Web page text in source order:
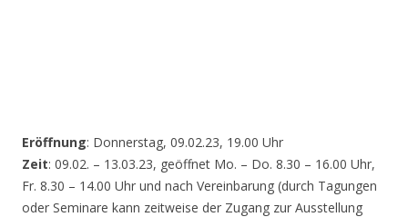
Eröffnung: Donnerstag, 09.02.23, 19.00 Uhr
Zeit: 09.02. – 13.03.23, geöffnet Mo. – Do. 8.30 – 16.00 Uhr,
Fr. 8.30 – 14.00 Uhr und nach Vereinbarung (durch Tagungen
oder Seminare kann zeitweise der Zugang zur Ausstellung